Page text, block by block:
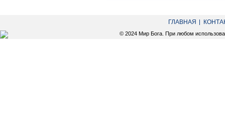
ГЛАВНАЯ
© 2024 Мир Бога. При любом